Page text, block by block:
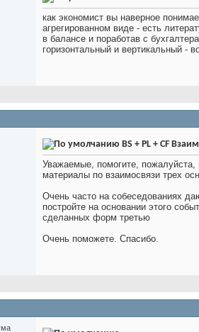
как экономист вы наверное
агрегированном виде - есть
в балансе и поработав с
горизонтальный и вертикальный -
BS + PL + CF
Уважаемые, помогите,
материалы по взаимосвязи трех
Очень часто на собеседованиях
постройте на основании этого
сделанных форм третью
Очень поможете. Спасибо.